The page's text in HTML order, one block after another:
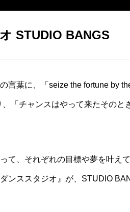
STUDIO BANGS
言葉に、「seize the fortune by
「チャンスはやって来たその
て、それぞれの目標や夢を叶え
ンススタジオ』が、STUDIO